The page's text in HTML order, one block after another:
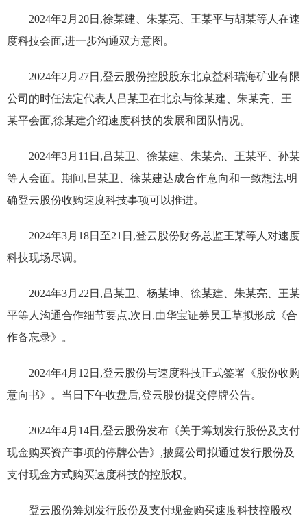
2024年2月20日,徐某建、朱某亮、王某平与胡某等人在速
度科技会面,进一步沟通双方意图。
2024年2月27日,登云股份控股股东北京益科瑞海矿业有限
公司的时任法定代表人吕某卫在北京与徐某建、朱某亮、王
某平会面,徐某建介绍速度科技的发展和团队情况。
2024年3月11日,吕某卫、徐某建、朱某亮、王某平、孙某
等人会面。期间,吕某卫、徐某建达成合作意向和一致想法,明
确登云股份收购速度科技事项可以推进。
2024年3月18日至21日,登云股份财务总监王某等人对速度
科技现场尽调。
2024年3月22日,吕某卫、杨某坤、徐某建、朱某亮、王某
平等人沟通合作细节要点,次日,由华宝证券员工草拟形成《合
作备忘录》。
2024年4月12日,登云股份与速度科技正式签署《股份收购
意向书》。当日下午收盘后,登云股份提交停牌公告。
2024年4月14日,登云股份发布《关于筹划发行股份及支付
现金购买资产事项的停牌公告》,披露公司拟通过发行股份及
支付现金方式购买速度科技的控股权。
登云股份筹划发行股份及支付现金购买速度科技控股权